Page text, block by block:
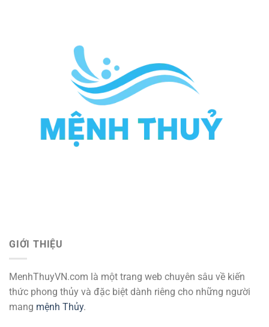
GIỚI THIỆU
MenhThuyVN.com là một trang web chuyên sâu về kiến
thức phong thủy và đặc biệt dành riêng cho những người
mang mệnh Thủy.